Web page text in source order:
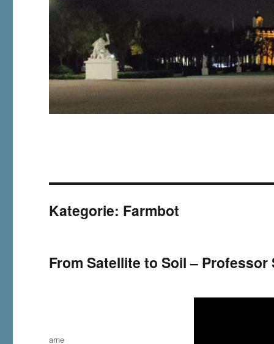
Kategorie: Farmbot
From Satellite to Soil –
Autor
arne